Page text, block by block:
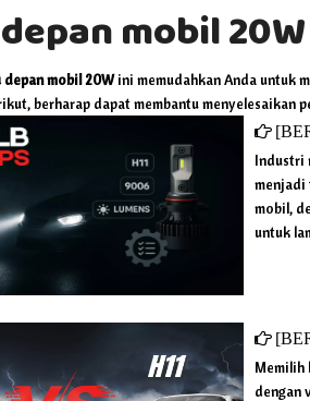
mobil 20W
depan mobil 20Wini memudahkan Anda untuk
berharap dapat membantu menyelesaikan
[
Industri
menjadi
mobil,
untuk
[
Memilih
dengan